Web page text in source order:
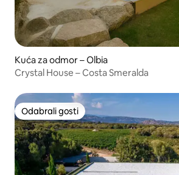
Kuća za odmor – Olbia
Crystal House – Costa Smeralda
Odabrali gosti
Odabrali gosti